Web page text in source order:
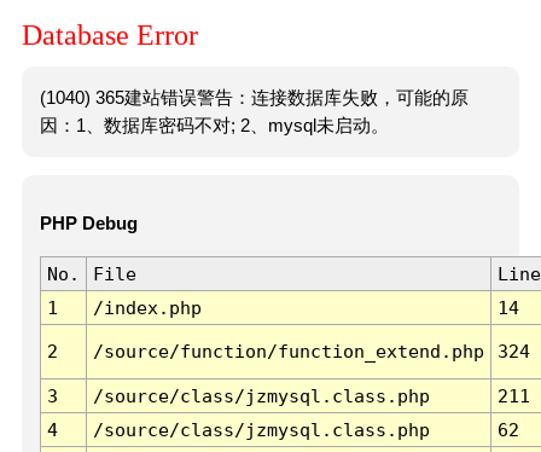
Database Error
(1040) 365建站错误警告：连接数据库失败，可能的原
因：1、数据库密码不对; 2、mysql未启动。
PHP Debug
No. File
Line
1
/index.php 14
2 /source/function/function_extend.php 324
3 /source/class/jzmysql.class.php
211
4
/source/class/jzmysql.class.php
62